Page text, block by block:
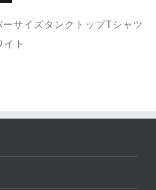
ーサイズタンクトップTシャツ
ト